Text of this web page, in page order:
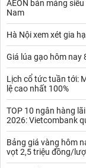
AEON bán mảng
Nam
Hà Nội xem xét gia
Giá lúa gạo hôm nay
Lịch cổ tức tuần tới:
lệ cao nhất 100%
TOP 10 ngân hàng
2026: Vietcombank
Bảng giá vàng hôm
vọt 2,5 triệu đồng/